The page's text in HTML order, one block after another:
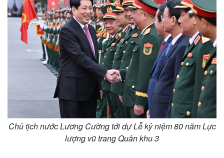
Chủ tịch nước Lương Cường tới dự Lễ kỷ niệm 80 năm Lực
lượng vũ trang Quân khu 3